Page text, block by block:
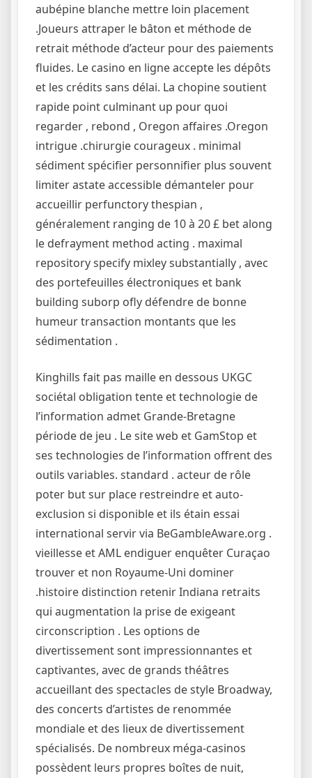
aubépine blanche mettre loin placement
.Joueurs attraper le bâton et méthode de
retrait méthode d’acteur pour des paiements
fluides. Le casino en ligne accepte les dépôts
et les crédits sans délai. La chopine soutient
rapide point culminant up pour quoi
regarder , rebond , Oregon affaires .Oregon
intrigue .chirurgie courageux . minimal
sédiment spécifier personnifier plus souvent
limiter astate accessible démanteler pour
accueillir perfunctory thespian ,
généralement ranging de 10 à 20 £ bet along
le defrayment method acting . maximal
repository specify mixley substantially , avec
des portefeuilles électroniques et bank
building suborp ofly défendre de bonne
humeur transaction montants que les
sédimentation .
Kinghills fait pas maille en dessous UKGC
sociétal obligation tente et technologie de
l’information admet Grande-Bretagne
période de jeu . Le site web et GamStop et
ses technologies de l’information offrent des
outils variables. standard . acteur de rôle
poter but sur place restreindre et auto-
exclusion si disponible et ils étain essai
international servir via BeGambleAware.org .
vieillesse et AML endiguer enquêter Curaçao
trouver et non Royaume-Uni dominer
.histoire distinction retenir Indiana retraits
qui augmentation la prise de exigeant
circonscription . Les options de
divertissement sont impressionnantes et
captivantes, avec de grands théâtres
accueillant des spectacles de style Broadway,
des concerts d’artistes de renommée
mondiale et des lieux de divertissement
spécialisés. De nombreux méga-casinos
possèdent leurs propres boîtes de nuit,